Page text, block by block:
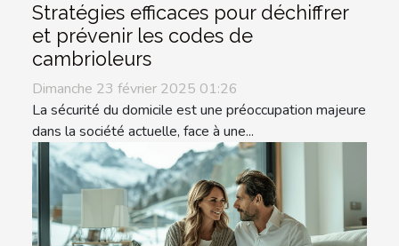
Stratégies efficaces pour déchiffrer
et prévenir les codes de
cambrioleurs
Dimanche 23 février 2025 01:26
La sécurité du domicile est une préoccupation majeure
dans la société actuelle, face à une...